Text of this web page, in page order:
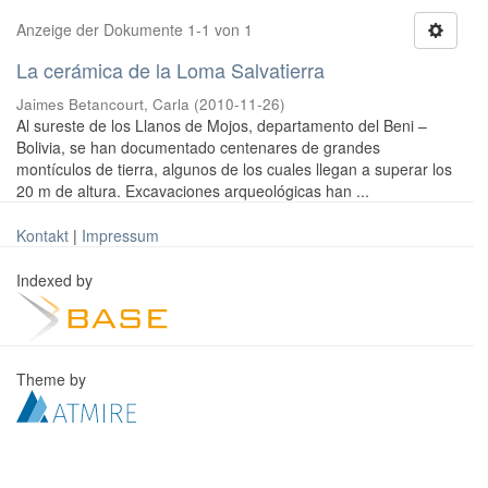
Anzeige der Dokumente 1-1 von 1
La cerámica de la Loma Salvatierra
Jaimes Betancourt, Carla (2010-11-26)
Al sureste de los Llanos de Mojos, departamento del Beni –
Bolivia, se han documentado centenares de grandes
montículos de tierra, algunos de los cuales llegan a superar los
20 m de altura. Excavaciones arqueológicas han ...
Kontakt | Impressum
Indexed by
Theme by